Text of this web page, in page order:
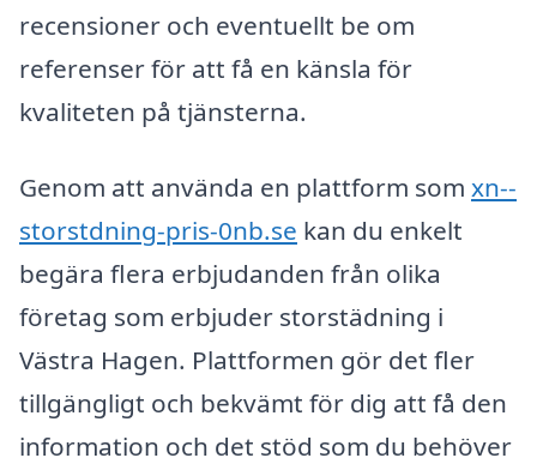
recensioner och eventuellt be om
referenser för att få en känsla för
kvaliteten på tjänsterna.
Genom att använda en plattform som xn--
storstdning-pris-0nb.se kan du enkelt
begära flera erbjudanden från olika
företag som erbjuder storstädning i
Västra Hagen. Plattformen gör det fler
tillgängligt och bekvämt för dig att få den
information och det stöd som du behöver